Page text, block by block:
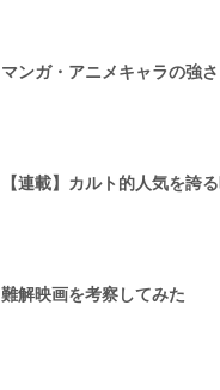
マンガ・アニメキャラの強
【連載】カルト的人気を誇
難解映画を考察してみた